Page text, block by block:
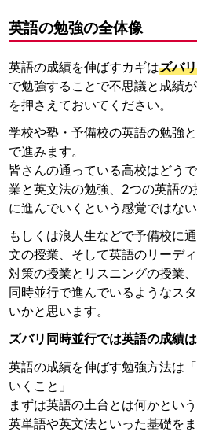
英語の勉強の全体像
英語の成績を伸ばすカギはズバ
で勉強することで不思議と成績
を押さえておいてください。
学校や塾・予備校の英語の勉強
で進みます。
皆さんの通っている高校はどう
業と英文法の勉強、2つの英語
に進んでいくという感覚ではな
もしくは浪人生などで予備校に
文の授業、そして英語のリーデ
対策の授業とリスニングの授業
同時並行で進んでいるようなス
いかと思います。
ズバリ同時並行では英語の成績は
英語の成績を伸ばす勉強方法は
いくこと」
まずは英語の土台とは何かとい
英単語や英文法といった基礎を